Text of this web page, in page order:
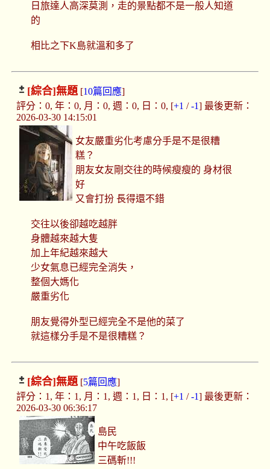
日旅達人高深莫測，走的景點都不是一般人知道
的
相比之下K島就溫和多了
[綜合]無題[10篇回應]
評分：0, 年：0, 月：0, 週：0, 日：0, [+1 /-1] 最後更新：
2026-03-30 14:15:01
女友嚴重劣化考慮分手是不是很糟
糕？
朋友女友剛交往的時候瘦瘦的 身材很
好
又會打扮 長得還不錯
交往以後卻越吃越胖
身體越來越大隻
加上年紀越來越大
少女氣息已經完全消失，
整個大媽化
嚴重劣化
朋友覺得外型已經完全不是他的菜了
就這樣分手是不是很糟糕？
[綜合]無題[5篇回應]
評分：1, 年：1, 月：1, 週：1, 日：1, [+1 /-1] 最後更新：
2026-03-30 06:36:17
島民
中午吃飯飯
三碼斬!!!